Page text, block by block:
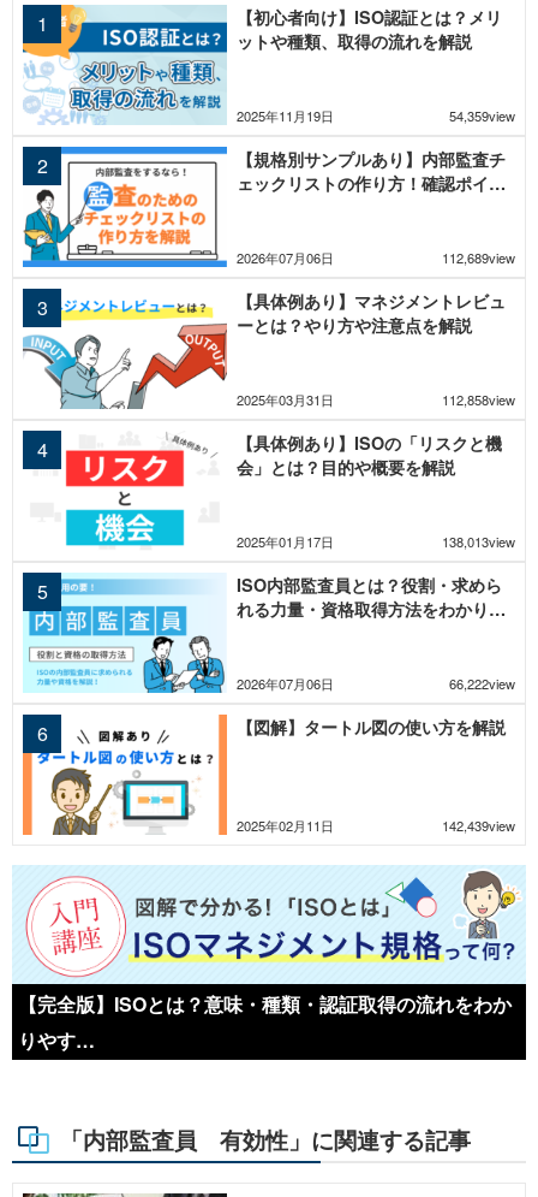
2025年11月19日 54,359view
【初心者向け】ISO認証とは？メリ
ットや種類、取得の流れを解説
2026年07月06日 112,689view
【規格別サンプルあり】内部監査チ
ェックリストの作り方！確認ポイン
2025年03月31日 112,858view
【具体例あり】マネジメントレビュ
ーとは？やり方や注意点を解説
2025年01月17日 138,013view
【具体例あり】ISOの「リスクと機
会」とは？目的や概要を解説
2026年07月06日 66,222view
ISO内部監査員とは？役割・求めら
れる力量・資格取得方法をわかりや
2025年02月11日 142,439view
【図解】タートル図の使い方を解説
【完全版】ISOとは？意味・種類・認証取得の流れをわか
りやす…
「内部監査員 有効性」に関連する記事